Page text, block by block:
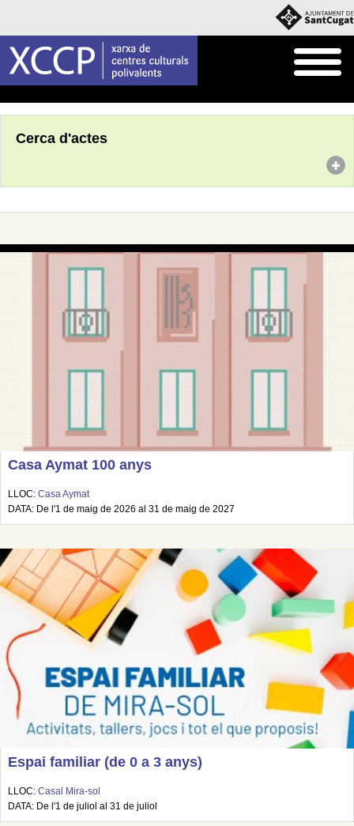
Cerca d'actes
Casa Aymat 100 anys
LLOC: Casa Aymat
DATA: De l'1 de maig de 2026 al 31 de maig de 2027
Espai familiar (de 0 a 3 anys)
LLOC: Casal Mira-sol
DATA: De l'1 de juliol al 31 de juliol